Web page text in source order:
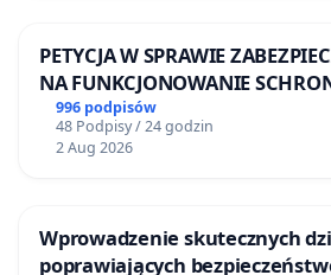
PETYCJA W SPRAWIE
NA FUNKCJONOWANIE
BEZDOMNYCH ZWIERZĄT W
996 podpisów
48 Podpisy / 24 godzin
2 Aug 2026
Wprowadzenie skutecznych
poprawiających